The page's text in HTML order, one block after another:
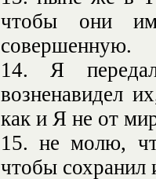
чтобы они
совершенную.
14. Я
возненавидел
как и Я не от
15. не молю,
чтобы сохранил